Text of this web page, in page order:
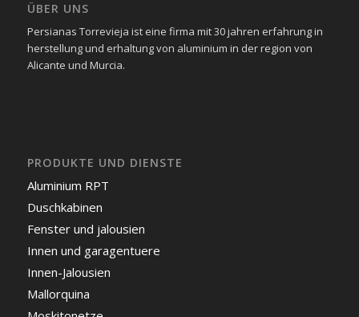
ÜBER UNS
Persianas Torrevieja ist eine firma mit 30 jahren erfahrung in
herstellung und erhaltung von aluminium in der region von
Alicante und Murcia.
PRODUKTE UND DIENSTE
Aluminium RPT
Duschkabinen
Fenster und jalousien
Innen und garagentuere
Innen-Jalousien
Mallorquina